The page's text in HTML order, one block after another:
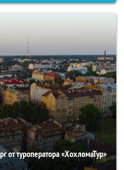
от туроператора «ХохломаТур»